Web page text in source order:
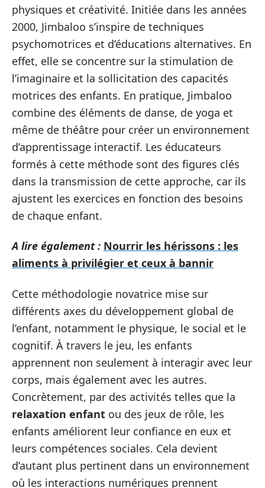
physiques et créativité. Initiée dans les années
2000, Jimbaloo s’inspire de techniques
psychomotrices et d’éducations alternatives. En
effet, elle se concentre sur la stimulation de
l’imaginaire et la sollicitation des capacités
motrices des enfants. En pratique, Jimbaloo
combine des éléments de danse, de yoga et
même de théâtre pour créer un environnement
d’apprentissage interactif. Les éducateurs
formés à cette méthode sont des figures clés
dans la transmission de cette approche, car ils
ajustent les exercices en fonction des besoins
de chaque enfant.
A lire également : Nourrir les hérissons : les
aliments à privilégier et ceux à bannir
Cette méthodologie novatrice mise sur
différents axes du développement global de
l’enfant, notamment le physique, le social et le
cognitif. À travers le jeu, les enfants
apprennent non seulement à interagir avec leur
corps, mais également avec les autres.
Concrètement, par des activités telles que la
relaxation enfant ou des jeux de rôle, les
enfants améliorent leur confiance en eux et
leurs compétences sociales. Cela devient
d’autant plus pertinent dans un environnement
où les interactions numériques prennent